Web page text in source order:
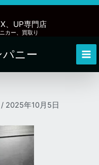
、UP専門店
カー、買取り
ニー
/ 2025年10月5日